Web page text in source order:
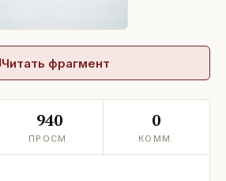
Читать фрагмент
940
ПРОСМ.
0
КОММ.